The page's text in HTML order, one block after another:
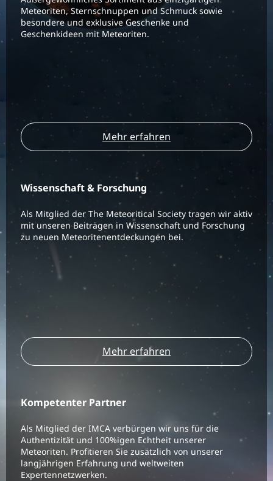
Meteoriten, Sternschnuppen und Schmuck sowie
besondere und exklusive Geschenke und
Geschenkideen mit Meteoriten.
Mehr erfahren
Wissenschaft & Forschung
Als Mitglied der The Meteoritical Society tragen wir aktiv
mit unseren Beiträgen in Wissenschaft und Forschung
zu neuen Meteoritenentdeckungen bei.
Mehr erfahren
Kompetenter Partner
Als Mitglied der IMCA verbürgen wir uns für die
Authentizität und 100%igen Echtheit unserer
Meteoriten. Profitieren Sie zusätzlich von unserer
langjährigen Erfahrung und weltweiten
Expertennetzwerken.